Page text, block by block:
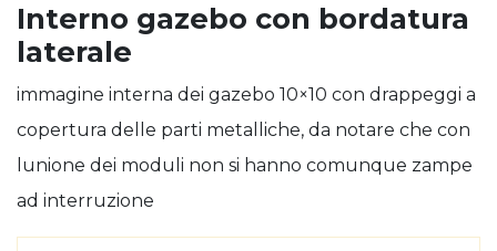
Interno gazebo con bordatura
laterale
immagine interna dei gazebo 10×10 con drappeggi a
copertura delle parti metalliche, da notare che con
lunione dei moduli non si hanno comunque zampe
ad interruzione